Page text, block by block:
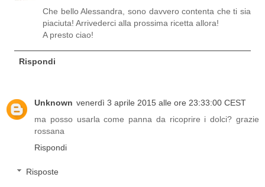
Che bello Alessandra, sono davvero contenta che ti sia
piaciuta! Arrivederci alla prossima ricetta allora!
A presto ciao!
Rispondi
Unknown venerdì 3 aprile 2015 alle ore 23:33:00 CEST
ma posso usarla come panna da ricoprire i dolci? grazie
rossana
Rispondi
Risposte